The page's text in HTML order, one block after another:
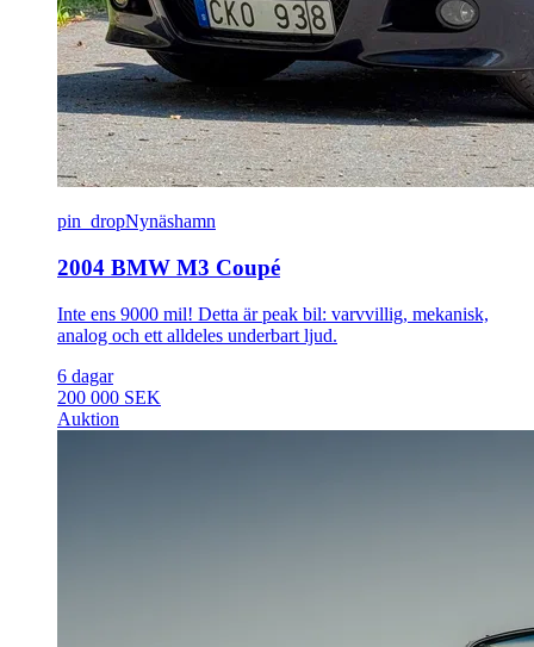
pin_dropNynäshamn
2004 BMW M3 Coupé
Inte ens 9000 mil! Detta är peak bil: varvvillig, mekanisk,
analog och ett alldeles underbart ljud.
6 dagar
200 000 SEK
Auktion